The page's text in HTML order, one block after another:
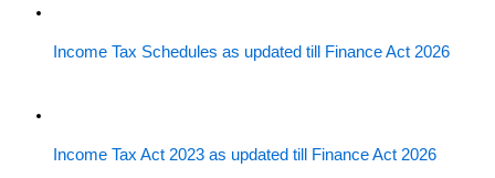
Income Tax Schedules as updated till Finance Act 2026
Income Tax Act 2023 as updated till Finance Act 2026